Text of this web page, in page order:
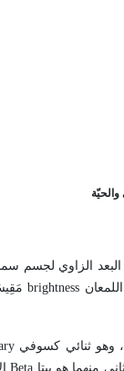
البعد الزاوي لجسم
brightness
، وهو ثنائي كسوفي
Beta